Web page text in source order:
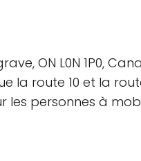
ON L0N 1P0,
la route 10 et la
les personnes à